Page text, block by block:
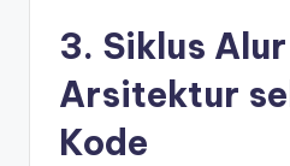
3. Siklus
Arsitektur
Kode